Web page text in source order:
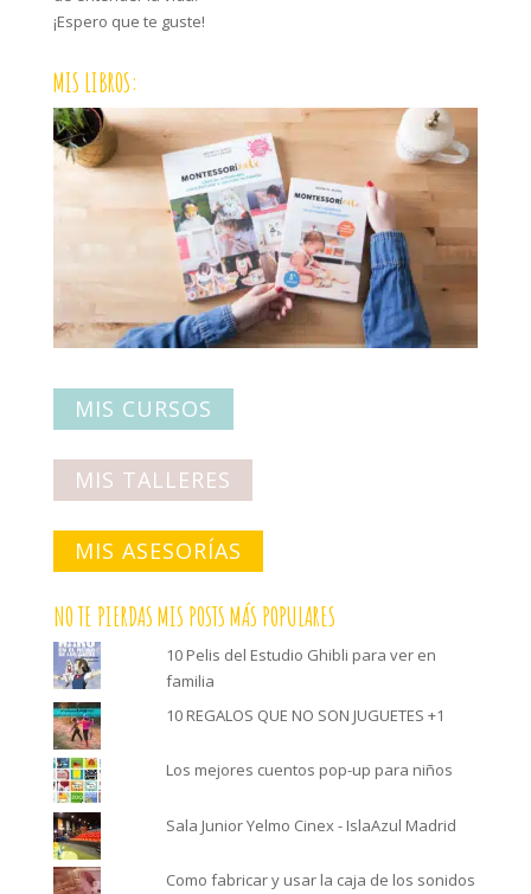
¡Espero que te guste!
MIS LIBROS:
MIS CURSOS
MIS TALLERES
MIS ASESORÍAS
NO TE PIERDAS MIS POSTS MÁS POPULARES
10 Pelis del Estudio Ghibli para ver en
familia
10 REGALOS QUE NO SON JUGUETES +1
Los mejores cuentos pop-up para niños
Sala Junior Yelmo Cinex - IslaAzul Madrid
Como fabricar y usar la caja de los sonidos